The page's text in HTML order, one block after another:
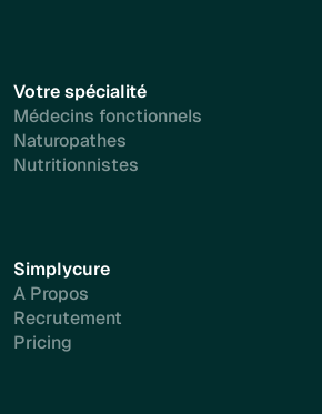
Votre spécialité
Médecins fonctionnels
Naturopathes
Nutritionnistes
Simplycure
A Propos
Recrutement
Pricing